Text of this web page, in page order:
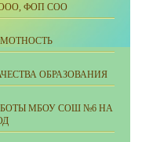
ФОП СОО
ОБРАЗОВАНИЯ
МБОУ СОШ №6 НА